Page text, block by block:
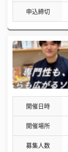
申込締切
開催日時
開催場所
募集人数